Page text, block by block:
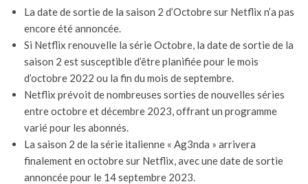
La date de sortie de la saison 2 d’Octobre sur Netflix n’a pas
encore été annoncée.
Si Netflix renouvelle la série Octobre, la date de sortie de la
saison 2 est susceptible d’être planifiée pour le mois
d’octobre 2022 ou la fin du mois de septembre.
Netflix prévoit de nombreuses sorties de nouvelles séries
entre octobre et décembre 2023, offrant un programme
varié pour les abonnés.
La saison 2 de la série italienne « Ag3nda » arrivera
finalement en octobre sur Netflix, avec une date de sortie
annoncée pour le 14 septembre 2023.